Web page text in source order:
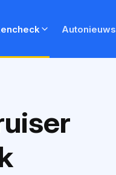
Autonieuws